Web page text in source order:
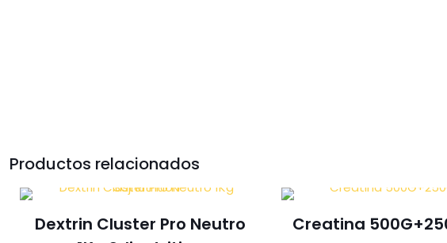
Productos relacionados
Dextrin Cluster Pro Neutro
Creatina